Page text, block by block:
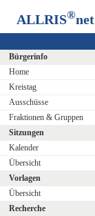
ALLRIS®net
Bürgerinfo
Home
Kreistag
Ausschüsse
Fraktionen & Gruppen
Sitzungen
Kalender
Übersicht
Vorlagen
Übersicht
Recherche